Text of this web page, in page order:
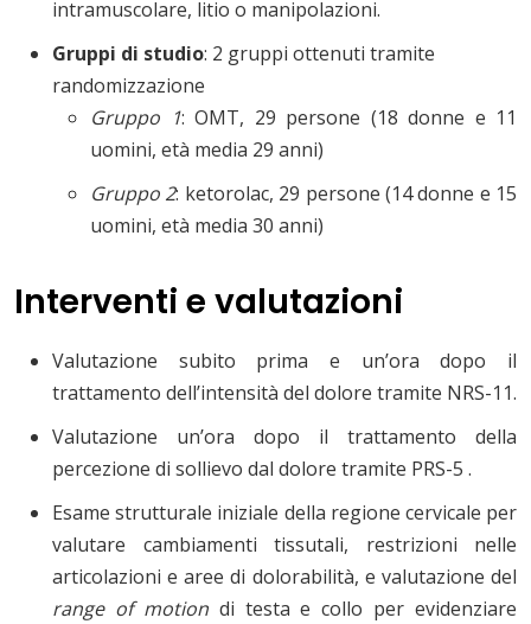
intramuscolare, litio o manipolazioni.
Gruppi di studio: 2 gruppi ottenuti tramite
randomizzazione
Gruppo 1: OMT, 29 persone (18 donne e 11
uomini, età media 29 anni)
Gruppo 2: ketorolac, 29 persone (14 donne e 15
uomini, età media 30 anni)
Interventi e valutazioni
Valutazione subito prima e un’ora dopo il
trattamento dell’intensità del dolore tramite NRS-11.
Valutazione un’ora dopo il trattamento della
percezione di sollievo dal dolore tramite PRS-5 .
Esame strutturale iniziale della regione cervicale per
valutare cambiamenti tissutali, restrizioni nelle
articolazioni e aree di dolorabilità, e valutazione del
range of motiondi testa e collo per evidenziare